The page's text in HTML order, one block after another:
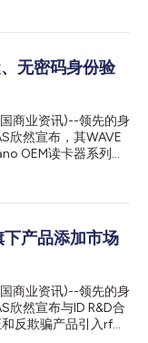
。无密码单点登录解
执行官Bahram Piri表
的一项战略决
无密码平台推向市
快速部署并以合理的
FIDO2无密码平台无
密码被盗、网络钓鱼
言，它易于实施和使
无密码身份验
商业资讯)--领先的身
欣然宣布，其WAVE
OEM读卡器系列的
和风险中解放出来
得到微软、谷歌、苹
支持使用非接触
来登录设备、网站和
中存储密码的需求，
攻击的风险。 rf
的支持 通过rf
实现与全球各地正在
下产品添加市场
商业资讯)--领先的身
欣然宣布与ID R&D合
反欺骗产品引入rf